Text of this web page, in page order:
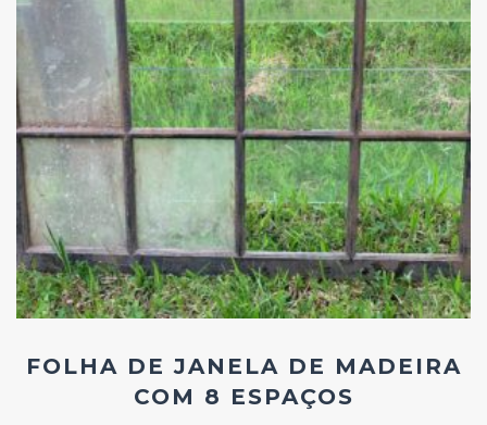
Add
ao
Favoritos
FOLHA DE JANELA DE MADEIRA
COM 8 ESPAÇOS